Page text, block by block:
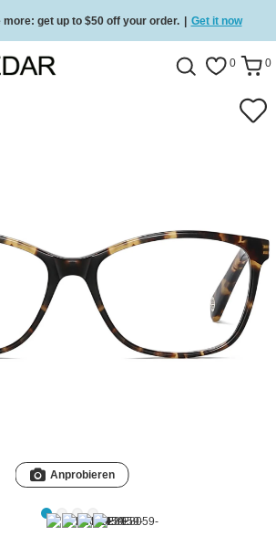
get up to $50 off your order. | Get it now
delivery on all orders Shop now 0 0
Anprobieren